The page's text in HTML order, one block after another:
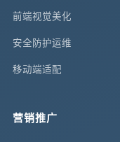
前端视觉美化
安全防护运维
移动端适配
营销推广